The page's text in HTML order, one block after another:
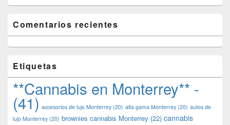
Comentarios recientes
Etiquetas
**Cannabis en Monterrey** -
(41) accesorios de lujo Monterrey (20) alta gama Monterrey (20) autos de
lujo Monterrey (20) brownies cannabis Monterrey (22) cannabis